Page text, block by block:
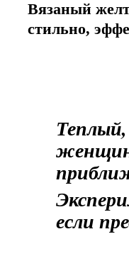
Вязаный
стильно,
если